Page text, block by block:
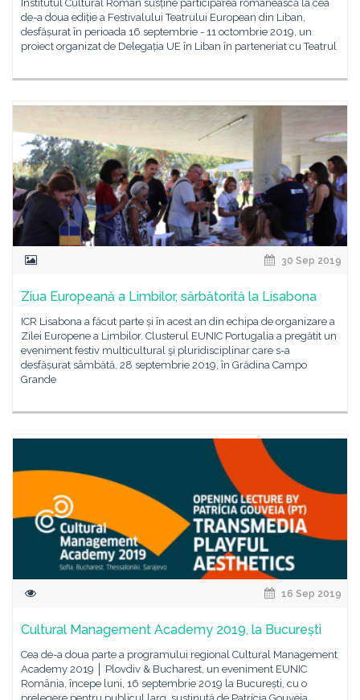
Institutul Cultural Român susține participarea românească la cea
de-a doua ediție a Festivalului Teatrului European din Liban,
desfășurat în perioada 16 septembrie - 11 octombrie 2019, un
proiect organizat de Delegația UE în Liban în parteneriat cu Teatrul
30 Sep 2019
Ziua Europeană a Limbilor, sărbătorită la Lisabona
ICR Lisabona a făcut parte și în acest an din echipa de organizare a
Zilei Europene a Limbilor. Clusterul EUNIC Portugalia a pregătit un
eveniment festiv multicultural şi pluridisciplinar care s-a
desfășurat sâmbătă, 28 septembrie 2019, în Grădina Campo
Grande
16 Sep 2019
Cultural Management Academy 2019, la București
Cea de-a doua parte a programului regional Cultural Management
Academy 2019 │ Plovdiv & Bucharest, un eveniment EUNIC
România, începe luni, 16 septembrie 2019 la București, cu o